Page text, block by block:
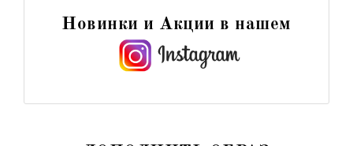
Новинки и Акции в нашем